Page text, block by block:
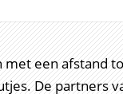
met een afstand
De partners